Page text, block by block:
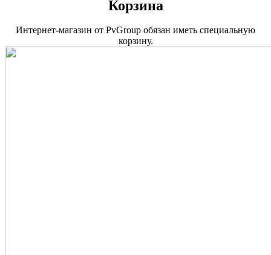
Корзина
Интернет-магазин от PvGroup обязан иметь специальную
корзину.